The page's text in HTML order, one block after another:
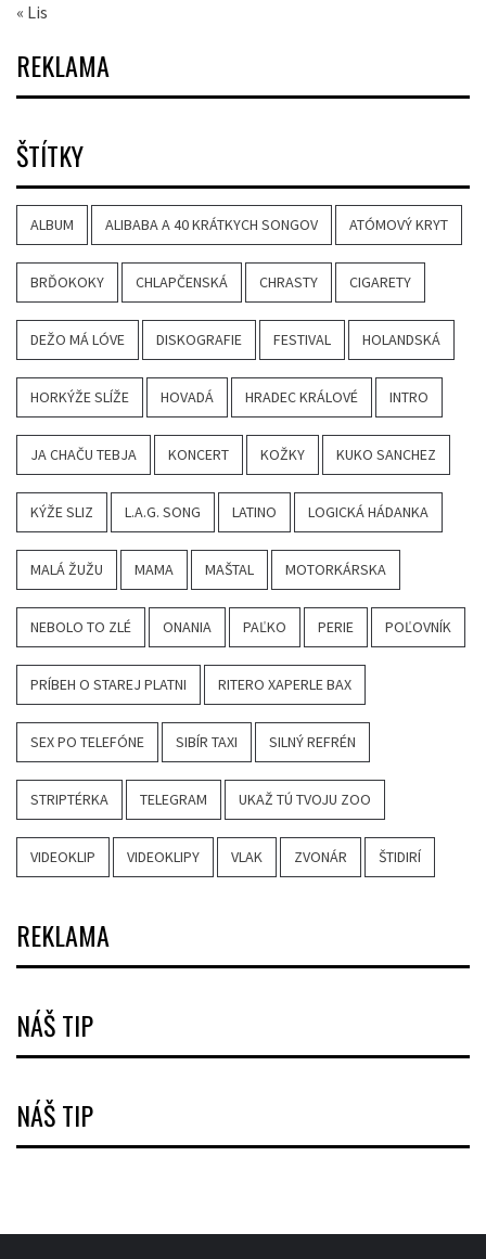
« Lis
REKLAMA
ŠTÍTKY
ALBUM ALIBABA A 40 KRÁTKYCH SONGOV ATÓMOVÝ KRYT
BRĎOKOKY CHLAPČENSKÁ CHRASTY CIGARETY
DEŽO MÁ LÓVE DISKOGRAFIE FESTIVAL HOLANDSKÁ
HORKÝŽE SLÍŽE HOVADÁ HRADEC KRÁLOVÉ INTRO
JA CHAČU TEBJA KONCERT KOŽKY KUKO SANCHEZ
KÝŽE SLIZ L.A.G. SONG LATINO LOGICKÁ HÁDANKA
MALÁ ŽUŽU MAMA MAŠTAL MOTORKÁRSKA
NEBOLO TO ZLÉ ONANIA PAĽKO PERIE POĽOVNÍK
PRÍBEH O STAREJ PLATNI RITERO XAPERLE BAX
SEX PO TELEFÓNE SIBÍR TAXI SILNÝ REFRÉN
STRIPTÉRKA TELEGRAM UKAŽ TÚ TVOJU ZOO
VIDEOKLIP VIDEOKLIPY VLAK ZVONÁR ŠTIDIRÍ
REKLAMA
NÁŠ TIP
NÁŠ TIP